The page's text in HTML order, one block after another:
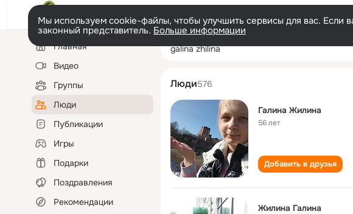
Мы используем cookie-файлы, чтобы улучшить сервисы для вас. Если
законный представитель. Больше информации
Левая
колонкаГлавная
Видео
Группы
Люди
Публикации
Игры
Подарки
Поздравления
Рекомендации
galina zhilina
Люди576
Галина Жилина
56 лет
Добавить в друзья
Жилина Галина